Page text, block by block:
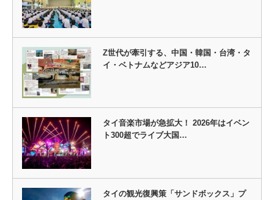
Z世代が牽引する、中国・韓国・台湾・タ
イ・ベトナムなどアジア10…
タイ音楽市場が急拡大！ 2026年はイベン
ト300超でライブ大国…
タイの観光復興策「サンドボックス」プ